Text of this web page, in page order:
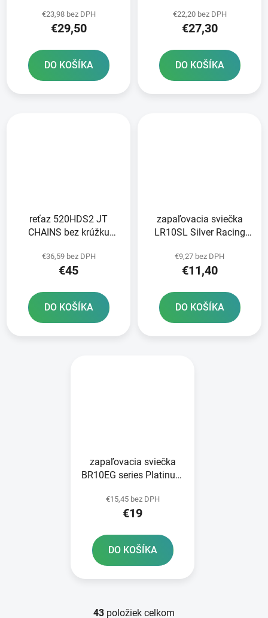
zubov
€23,98 bez DPH
€29,50
DO KOŠÍKA
zubov
€22,20 bez DPH
€27,30
DO KOŠÍKA
reťaz 520HDS2 JT
CHAINS bez krúžku
vrátane rozpojovacej
spojky
€36,59 bez DPH
€45
DO KOŠÍKA
zapaľovacia sviečka
LR10SL Silver Racing
republika
€9,27 bez DPH
€11,40
DO KOŠÍKA
zapaľovacia sviečka
BR10EG series Platinum
€15,45 bez DPH
€19
DO KOŠÍKA
43 položiek celkom